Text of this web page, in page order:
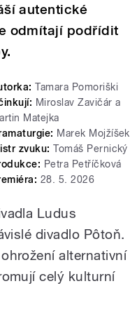
autentické
odmítají podřídit
Tamara Pomoriški
Miroslav Zavičár a
Matejka
Marek Mojžíšek
zvuku: Tomáš Pernický
Petra Petříčková
28. 5. 2026
Ludus
divadlo Pôtoň.
alternativní
celý kulturní